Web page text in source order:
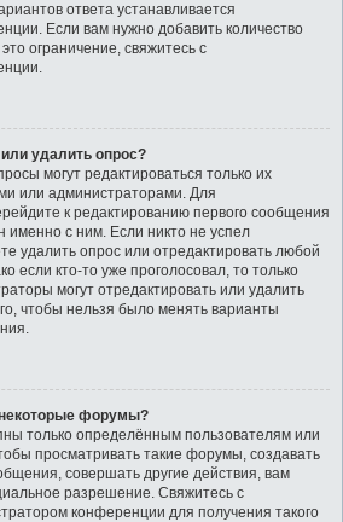
ответа устанавливается
Если вам нужно добавить количество
ограничение, свяжитесь с
удалить опрос?
могут редактироваться только их
или администраторами. Для
к редактированию первого сообщения
именно с ним. Если никто не успел
удалить опрос или отредактировать любой
если кто-то уже проголосовал, то только
могут отредактировать или удалить
чтобы нельзя было менять варианты
форумы?
только определённым пользователям или
просматривать такие форумы, создавать
совершать другие действия, вам
разрешение. Свяжитесь с
конференции для получения такого